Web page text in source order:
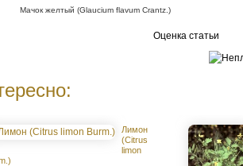
Мачок желтый (Glaucium flavum Crantz.)
Оценка статьи
Лимон
(Citrus
limon